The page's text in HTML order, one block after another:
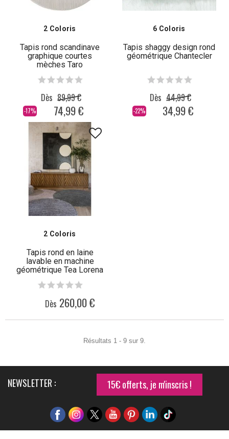
2 Coloris
Tapis rond scandinave
graphique courtes
mèches Taro
-17%
Dès 89,99 €
74,99 €
6 Coloris
Tapis shaggy design rond
géométrique Chantecler
-22%
Dès 44,99 €
34,99 €
2 Coloris
Tapis rond en laine
lavable en machine
géométrique Tea Lorena
Dès 260,00 €
Résultats 1 - 9 sur 9.
NEWSLETTER : 15€ offerts, je m'inscris !